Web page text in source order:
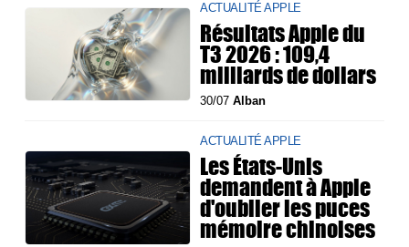
ACTUALITÉ APPLE
Résultats Apple du
T3 2026 : 109,4
milliards de dollars
30/07Alban
ACTUALITÉ APPLE
Les États-Unis
demandent à Apple
d'oublier les puces
mémoire chinoises